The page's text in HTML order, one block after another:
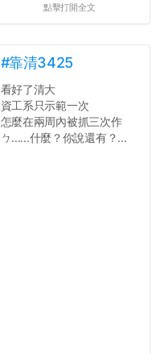
心教授看起來要輕輕放下
長作弊的風氣。
反正老人我明天就要搬離新
竹，之後如何發展與我無
關，就當最後一天發個牢騷
吧XD，祝學弟妹們修課順利
點擊打開全文
#靠清3425
看好了清大
資工系只示範一次
怎麼在兩周內被抓三次作
ㄅ......什麼？你說還有？...